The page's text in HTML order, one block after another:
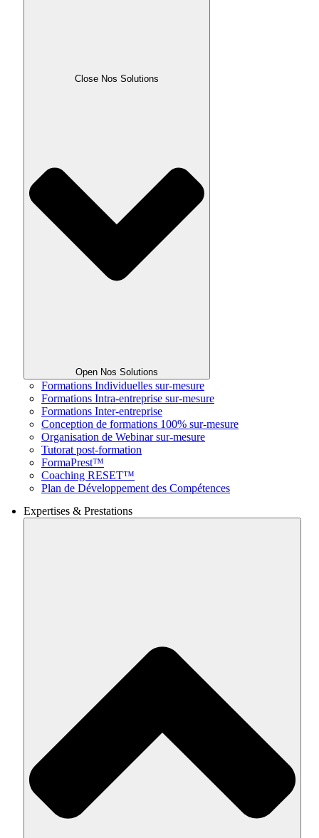
Close Nos Solutions
Open Nos Solutions
Formations Individuelles sur-mesure
Formations Intra-entreprise sur-mesure
Formations Inter-entreprise
Conception de formations 100% sur-mesure
Organisation de Webinar sur-mesure
Tutorat post-formation
FormaPrest™
Coaching RESET™
Plan de Développement des Compétences
Expertises & Prestations